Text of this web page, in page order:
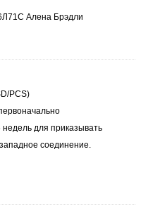
Алена Брэдли
PCS)
для приказывать
соединение.